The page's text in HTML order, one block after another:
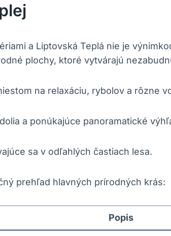
a Liptovská Teplá nie je
plochy, ktoré vytvárajú
na relaxáciu, rybolov a rôzne
a ponúkajúce panoramatické
sa v odľahlých častiach lesa.
prehľad hlavných prírodných krás:
Popis